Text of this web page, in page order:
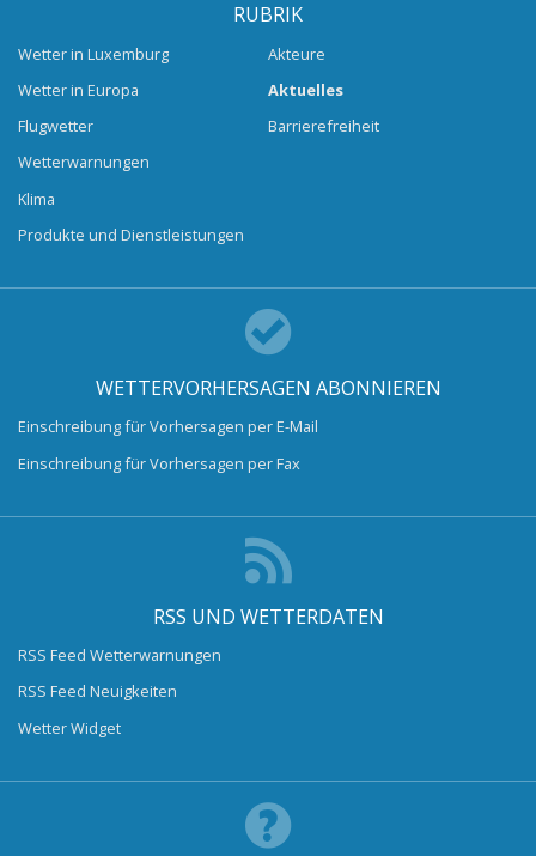
RUBRIK
Wetter in Luxemburg
Wetter in Europa
Flugwetter
Wetterwarnungen
Klima
Produkte und Dienstleistungen
Akteure
Aktuelles
Barrierefreiheit
WETTERVORHERSAGEN ABONNIEREN
Einschreibung für Vorhersagen per E-Mail
Einschreibung für Vorhersagen per Fax
RSS UND WETTERDATEN
RSS Feed Wetterwarnungen
RSS Feed Neuigkeiten
Wetter Widget